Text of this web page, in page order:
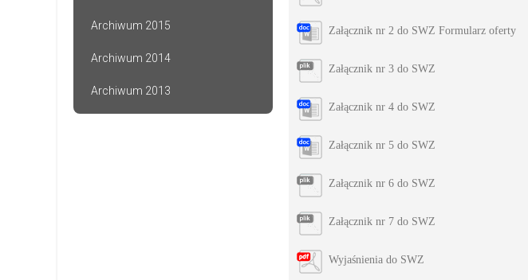
Archiwum 2015
Archiwum 2014
Archiwum 2013
Załącznik nr 2 do SWZ Formularz oferty
Załącznik nr 3 do SWZ
Załącznik nr 4 do SWZ
Załącznik nr 5 do SWZ
Załącznik nr 6 do SWZ
Załącznik nr 7 do SWZ
Wyjaśnienia do SWZ